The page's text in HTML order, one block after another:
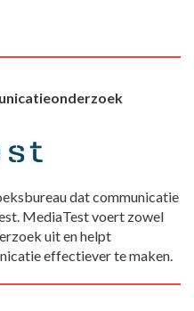
dat communicatie
MediaTest voert zowel
uit en helpt
effectiever te maken.